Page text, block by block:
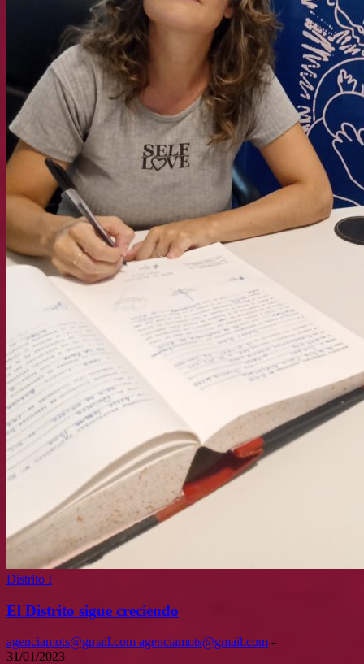
Distrito I
El Distrito sigue creciendo
agenciamots@gmail.com agenciamots@gmail.com -
31/01/2023